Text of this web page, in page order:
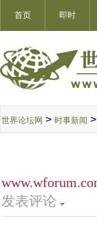
首页 即时
世界论坛网 > 时事新闻 >
发表评论